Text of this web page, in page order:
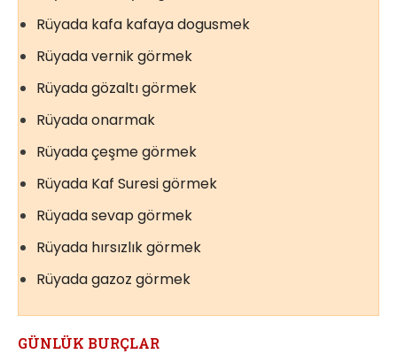
Rüyada kafa kafaya dogusmek
Rüyada vernik görmek
Rüyada gözaltı görmek
Rüyada onarmak
Rüyada çeşme görmek
Rüyada Kaf Suresi görmek
Rüyada sevap görmek
Rüyada hırsızlık görmek
Rüyada gazoz görmek
GÜNLÜK BURÇLAR